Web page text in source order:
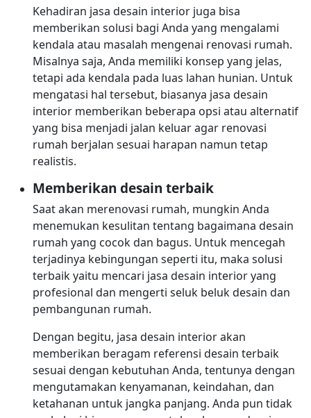
Kehadiran jasa desain interior juga bisa
memberikan solusi bagi Anda yang mengalami
kendala atau masalah mengenai renovasi rumah.
Misalnya saja, Anda memiliki konsep yang jelas,
tetapi ada kendala pada luas lahan hunian. Untuk
mengatasi hal tersebut, biasanya jasa desain
interior memberikan beberapa opsi atau alternatif
yang bisa menjadi jalan keluar agar renovasi
rumah berjalan sesuai harapan namun tetap
realistis.
Memberikan desain terbaik
Saat akan merenovasi rumah, mungkin Anda
menemukan kesulitan tentang bagaimana desain
rumah yang cocok dan bagus. Untuk mencegah
terjadinya kebingungan seperti itu, maka solusi
terbaik yaitu mencari jasa desain interior yang
profesional dan mengerti seluk beluk desain dan
pembangunan rumah.
Dengan begitu, jasa desain interior akan
memberikan beragam referensi desain terbaik
sesuai dengan kebutuhan Anda, tentunya dengan
mengutamakan kenyamanan, keindahan, dan
ketahanan untuk jangka panjang. Anda pun tidak